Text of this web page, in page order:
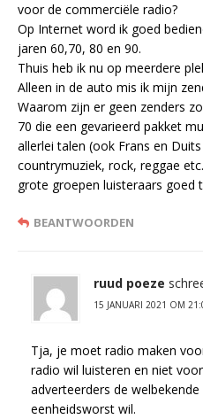
voor de commerciële radio?
Op Internet word ik goed
jaren 60,70, 80 en 90.
Thuis heb ik nu op meerdere
Alleen in de auto mis ik mijn
Waarom zijn er geen zenders
70 die een gevarieerd pakket
allerlei talen (ook Frans en
countrymuziek, rock, reggae
grote groepen luisteraars goed
BEANTWOORDEN
ruud poeze
15 JANUARI 2021 OM
Tja, je moet radio maken
radio wil luisteren en niet
adverteerders de
eenheidsworst wil.